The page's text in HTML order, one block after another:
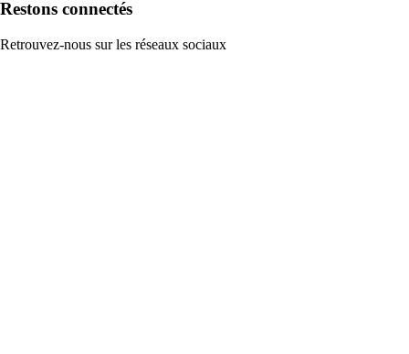
Restons connectés
Retrouvez-nous sur les réseaux sociaux